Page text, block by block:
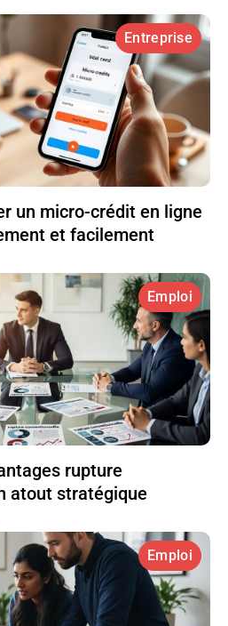
Entreprise
un micro-crédit en ligne
et facilement
Emploi
rupture
atout stratégique
Emploi